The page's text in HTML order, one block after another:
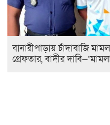
বানারীপাড়ায় চাঁদাবাজি
গ্রেফতার, বাদীর